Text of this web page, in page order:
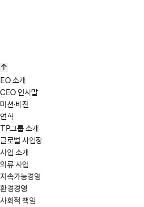
EO 소개
CEO 인사말
미션·비전
연혁
TP그룹 소개
글로벌 사업장
사업 소개
의류 사업
지속가능경영
환경경영
사회적 책임